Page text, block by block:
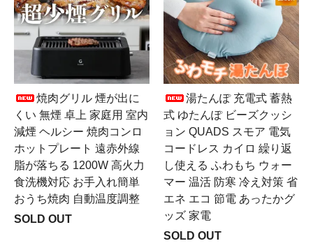
焼肉グリル 煙が出に
くい 無煙 卓上 家庭用 室内
減煙 ヘルシー 焼肉コンロ
ホットプレート 遠赤外線
脂が落ちる 1200W 高火力
食洗機対応 お手入れ簡単
おうち焼肉 自動温度調整
SOLD OUT
湯たんぽ 充電式 蓄熱
式 ゆたんぽ ビーズクッシ
ョン QUADS スモア 電気
コードレス カイロ 繰り返
し使える ふわもち ウォー
マー 温活 防寒 冷え対策 省
エネ エコ 節電 あったかグ
ッズ 家電
SOLD OUT